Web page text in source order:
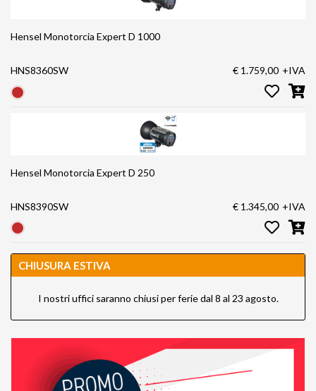
Hensel Monotorcia Expert D 1000
HNS8360SW € 1.759,00 +IVA
Hensel Monotorcia Expert D 250
HNS8390SW € 1.345,00 +IVA
CHIUSURA ESTIVA
I nostri uffici saranno chiusi per ferie dal 8 al 23 agosto.